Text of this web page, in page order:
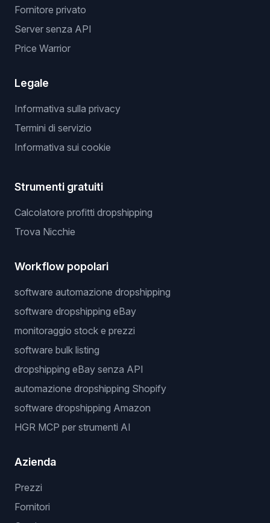
Fornitore privato
Server senza API
Price Warrior
Legale
Informativa sulla privacy
Termini di servizio
Informativa sui cookie
Strumenti gratuiti
Calcolatore profitti dropshipping
Trova Nicchie
Workflow popolari
software automazione dropshipping
software dropshipping eBay
monitoraggio stock e prezzi
software bulk listing
dropshipping eBay senza API
automazione dropshipping Shopify
software dropshipping Amazon
HGR MCP per strumenti AI
Azienda
Prezzi
Fornitori